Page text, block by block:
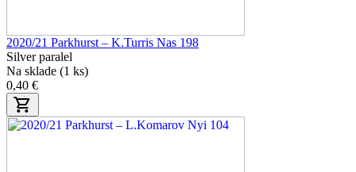
2020/21 Parkhurst – K.Turris Nas 198
Silver paralel
Na sklade (1 ks)
0,40 €